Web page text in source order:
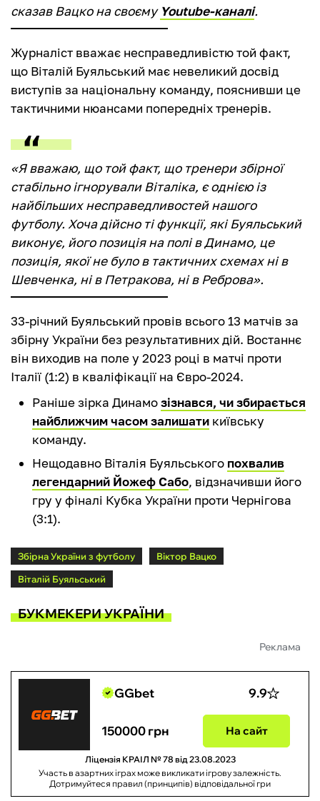
сказав Вацко на своєму Youtube-каналі.
Журналіст вважає несправедливістю той факт,
що Віталій Буяльський має невеликий досвід
виступів за національну команду, пояснивши це
тактичними нюансами попередніх тренерів.
«Я вважаю, що той факт, що тренери збірної
стабільно ігнорували Віталіка, є однією із
найбільших несправедливостей нашого
футболу. Хоча дійсно ті функції, які Буяльський
виконує, його позиція на полі в Динамо, це
позиція, якої не було в тактичних схемах ні в
Шевченка, ні в Петракова, ні в Реброва».
33-річний Буяльський провів всього 13 матчів за
збірну України без результативних дій. Востаннє
він виходив на поле у 2023 році в матчі проти
Італії (1:2) в кваліфікації на Євро-2024.
Раніше зірка Динамозізнався, чи збирається
найближчим часом залишати київську
команду.
Нещодавно Віталія Буяльського похвалив
легендарний Йожеф Сабо, відзначивши його
гру у фіналі Кубка України проти Чернігова
(3:1).
Збірна України з футболу
Віктор Вацко
Віталій Буяльський
БУКМЕКЕРИ УКРАЇНИ
Реклама
GGbet 9.9
150000 грн На сайт
Ліцензія КРАІЛ № 78 від 23.08.2023
Участь в азартних іграх може викликати ігрову залежність.
Дотримуйтеся правил (принципів) відповідальної гри